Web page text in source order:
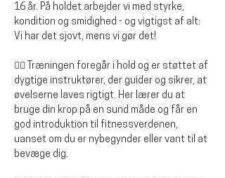
16 år. På holdet arbejder vi med styrke,
kondition og smidighed - og vigtigst af alt:
Vi har det sjovt, mens vi gør det!
🏋️‍♂️ Træningen foregår i hold og er støttet af
dygtige instruktører, der guider og sikrer, at
øvelserne laves rigtigt. Her lærer du at
bruge din krop på en sund måde og får en
god introduktion til fitnessverdenen,
uanset om du er nybegynder eller vant til at
bevæge dig.